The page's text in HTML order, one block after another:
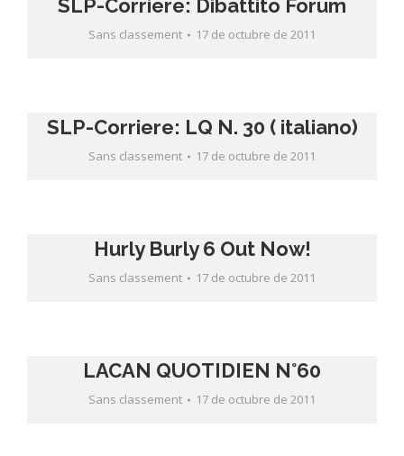
SLP-Corriere: Dibattito Forum
Sans classement 17 de octubre de 2011
SLP-Corriere: LQ N. 30 ( italiano)
Sans classement 17 de octubre de 2011
Hurly Burly 6 Out Now!
Sans classement 17 de octubre de 2011
LACAN QUOTIDIEN N°60
Sans classement 17 de octubre de 2011